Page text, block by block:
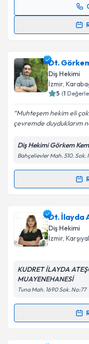
Randevu
takvim
E-posta
Kişisel
kapsamda
Dt.
Diş Hekimi
İzmir,
5 (1
Muhteşem hekim eli
çevremde duyduklarım
Diş Hekimi Görkem
Bahçelievler Mah. 510. Sok.
Randevu
Dt. Görkem
talebi oluşturun.
için bir takvim
bilgilendireceğiz.
E-posta Adresiniz
Kişisel
Metni'ni
Dt. İlayda
Diş Hekimi
İzmir,
KUDRET İLAYDA
MUAYENEHANESİ
Tuna Mah. 1690 Sok. No:77
Randevu